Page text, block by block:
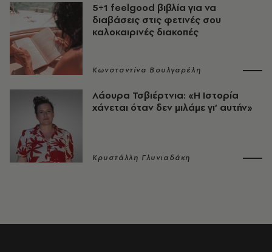
5+1 feelgood βιβλία για να
διαβάσεις στις φετινές σου
καλοκαιρινές διακοπές
Κωνσταντίνα Βουλγαρέλη
Λάουρα Τσβιέρτνια: «Η Ιστορία
χάνεται όταν δεν μιλάμε γι’ αυτήν»
Κρυστάλλη Γλυνιαδάκη